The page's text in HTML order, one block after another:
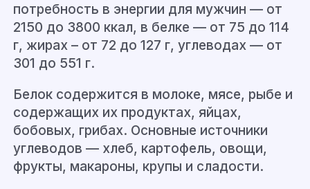
потребность в энергии для мужчин — от
2150 до 3800 ккал, в белке — от 75 до 114
г, жирах – от 72 до 127 г, углеводах — от
301 до 551 г.
Белок содержится в молоке, мясе, рыбе и
содержащих их продуктах, яйцах,
бобовых, грибах. Основные источники
углеводов — хлеб, картофель, овощи,
фрукты, макароны, крупы и сладости.